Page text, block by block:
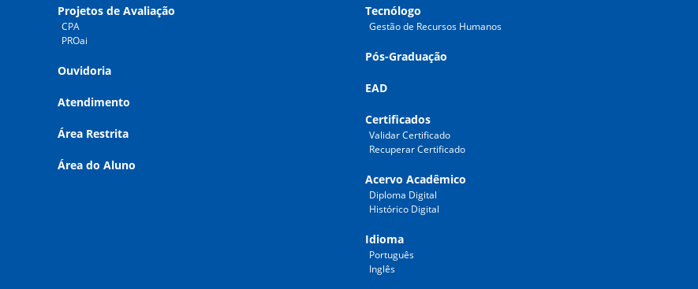
Projetos de Avaliação
CPA
PROai
Ouvidoria
Atendimento
Área Restrita
Área do Aluno
Tecnólogo
Gestão de Recursos Humanos
Pós-Graduação
EAD
Certificados
Validar Certificado
Recuperar Certificado
Acervo Acadêmico
Diploma Digital
Histórico Digital
Idioma
Português
Inglês